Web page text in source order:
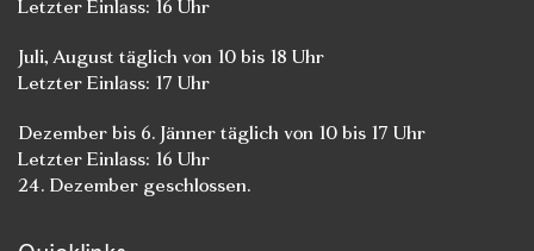
Letzter Einlass: 16 Uhr
Juli, August täglich von 10 bis 18 Uhr
Letzter Einlass: 17 Uhr
Dezember bis 6. Jänner täglich von 10 bis 17 Uhr
Letzter Einlass: 16 Uhr
24. Dezember geschlossen.